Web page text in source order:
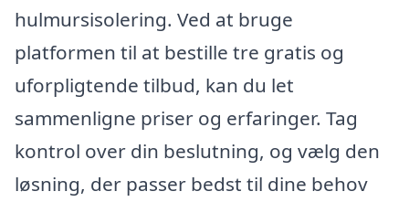
hulmursisolering. Ved at bruge
platformen til at bestille tre gratis og
uforpligtende tilbud, kan du let
sammenligne priser og erfaringer. Tag
kontrol over din beslutning, og vælg den
løsning, der passer bedst til dine behov